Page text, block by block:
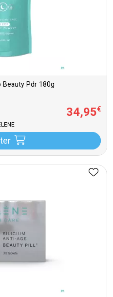
Pdr 180g
34,95€